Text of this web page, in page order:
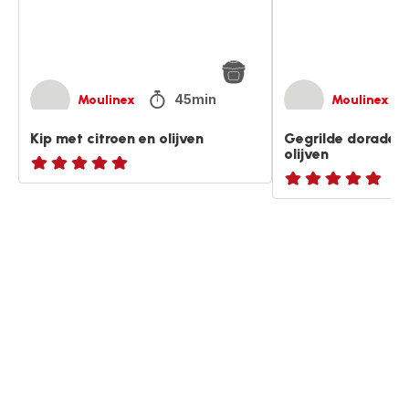
Moulinex 45min
Kip met citroen en olijven
ratings.NaN
Moulinex
Gegrilde dorade
olijven
ratings.NaN